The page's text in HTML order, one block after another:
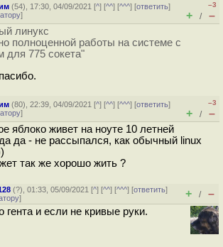
(54), 17:30, 04/09/2021 [^] [^^] [^^^] [ответить]
]
–3
+ / –
линукс
полноценной работы на системе с
для 775 сокета"
(80), 22:39, 04/09/2021 [^] [^^] [^^^] [ответить]
]
–3
+ / –
яблоко живет на ноуте 10 летней
да - не рассыпался, как обычный linux
так же хорошо жить ?
(?), 01:33, 05/09/2021 [^] [^^] [^^^] [ответить]
] + / –
гента и если не кривые руки.